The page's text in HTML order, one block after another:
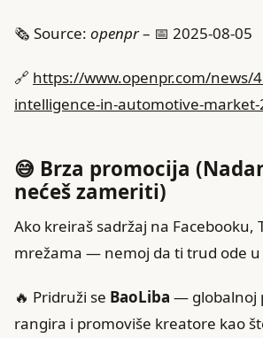
🗞️ Source: openpr– 📅 2025-08-05
🔗 https://www.openpr.com/news/
intelligence-in-automotive-
😅 Brza promocija
nećeš zameriti)
Ako kreiraš sadržaj na Facebooku,
mrežama — nemoj da ti trud ode u
🔥 Pridruži se BaoLiba — globalnoj
rangira i promoviše kreatore kao